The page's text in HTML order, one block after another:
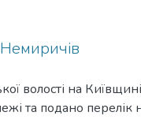
волості на
та подано перелік